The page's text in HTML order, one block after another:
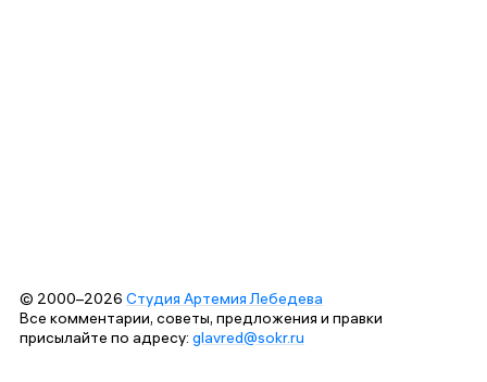
© 2000–2026 Студия Артемия Лебедева
Все комментарии, советы, предложения и правки
присылайте по адресу: glavred@sokr.ru